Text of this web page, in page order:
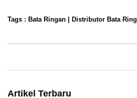
Tags : Bata Ringan Distributor Bata
Artikel Terbaru